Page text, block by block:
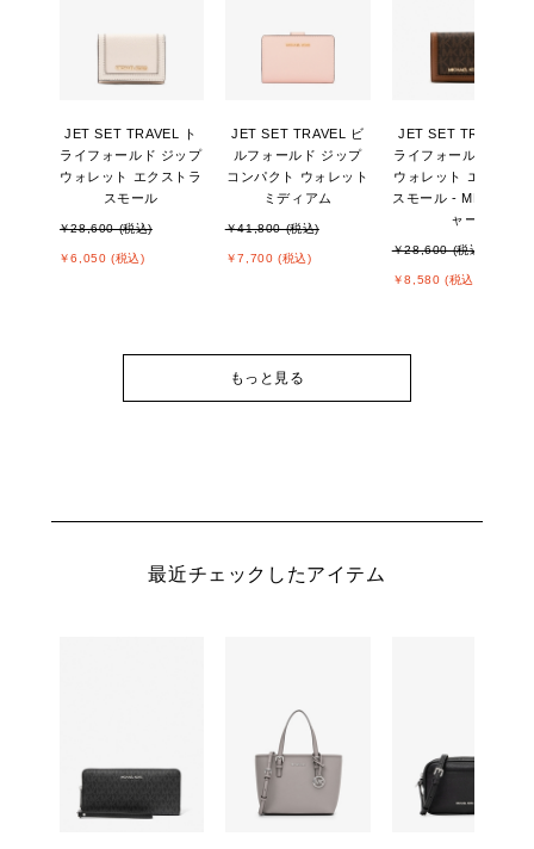
JET SET TRAVEL ト
ライフォールド ジップ
ウォレット エクストラ
スモール
￥28,600 (税込)
￥6,050 (税込)
JET SET TRAVEL ビ
ルフォールド ジップ
コンパクト ウォレット
ミディアム
￥41,800 (税込)
￥7,700 (税込)
JET SET TRAVEL ト
ライフォールド ジッ
ウォレット エクスト
スモール - MKシグネ
ャー
￥28,600 (税込)
￥8,580 (税込)
もっと見る
最近チェックしたアイテム